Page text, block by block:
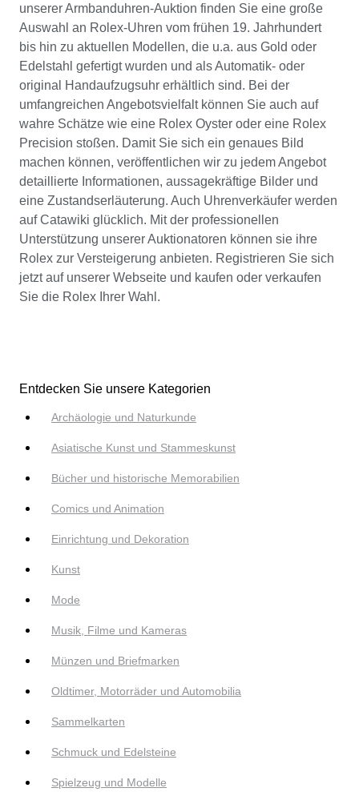
unserer Armbanduhren-Auktion finden Sie eine große
Auswahl an Rolex-Uhren vom frühen 19. Jahrhundert
bis hin zu aktuellen Modellen, die u.a. aus Gold oder
Edelstahl gefertigt wurden und als Automatik- oder
original Handaufzugsuhr erhältlich sind. Bei der
umfangreichen Angebotsvielfalt können Sie auch auf
wahre Schätze wie eine Rolex Oyster oder eine Rolex
Precision stoßen. Damit Sie sich ein genaues Bild
machen können, veröffentlichen wir zu jedem Angebot
detaillierte Informationen, aussagekräftige Bilder und
eine Zustandserläuterung. Auch Uhrenverkäufer werden
auf Catawiki glücklich. Mit der professionellen
Unterstützung unserer Auktionatoren können sie ihre
Rolex zur Versteigerung anbieten. Registrieren Sie sich
jetzt auf unserer Webseite und kaufen oder verkaufen
Sie die Rolex Ihrer Wahl.
Entdecken Sie unsere Kategorien
Archäologie und Naturkunde
Asiatische Kunst und Stammeskunst
Bücher und historische Memorabilien
Comics und Animation
Einrichtung und Dekoration
Kunst
Mode
Musik, Filme und Kameras
Münzen und Briefmarken
Oldtimer, Motorräder und Automobilia
Sammelkarten
Schmuck und Edelsteine
Spielzeug und Modelle